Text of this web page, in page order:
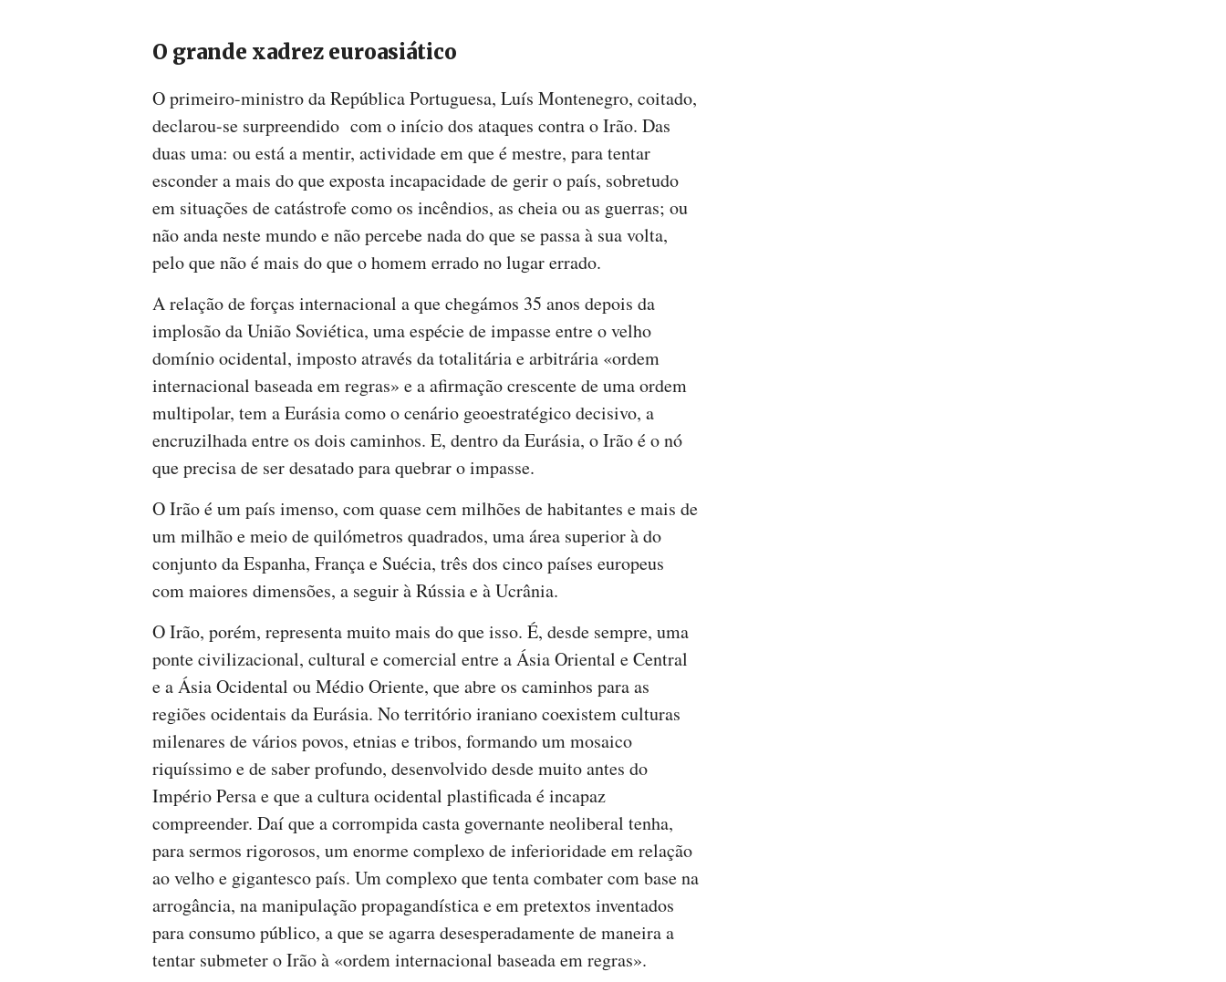
O grande xadrez euroasiático
O primeiro-ministro da República Portuguesa, Luís Montenegro, coitado,
declarou-se surpreendido com o início dos ataques contra o Irão. Das
duas uma: ou está a mentir, actividade em que é mestre, para tentar
esconder a mais do que exposta incapacidade de gerir o país, sobretudo
em situações de catástrofe como os incêndios, as cheia ou as guerras; ou
não anda neste mundo e não percebe nada do que se passa à sua volta,
pelo que não é mais do que o homem errado no lugar errado.
A relação de forças internacional a que chegámos 35 anos depois da
implosão da União Soviética, uma espécie de impasse entre o velho
domínio ocidental, imposto através da totalitária e arbitrária «ordem
internacional baseada em regras» e a afirmação crescente de uma ordem
multipolar, tem a Eurásia como o cenário geoestratégico decisivo, a
encruzilhada entre os dois caminhos. E, dentro da Eurásia, o Irão é o nó
que precisa de ser desatado para quebrar o impasse.
O Irão é um país imenso, com quase cem milhões de habitantes e mais de
um milhão e meio de quilómetros quadrados, uma área superior à do
conjunto da Espanha, França e Suécia, três dos cinco países europeus
com maiores dimensões, a seguir à Rússia e à Ucrânia.
O Irão, porém, representa muito mais do que isso. É, desde sempre, uma
ponte civilizacional, cultural e comercial entre a Ásia Oriental e Central
e a Ásia Ocidental ou Médio Oriente, que abre os caminhos para as
regiões ocidentais da Eurásia. No território iraniano coexistem culturas
milenares de vários povos, etnias e tribos, formando um mosaico
riquíssimo e de saber profundo, desenvolvido desde muito antes do
Império Persa e que a cultura ocidental plastificada é incapaz
compreender. Daí que a corrompida casta governante neoliberal tenha,
para sermos rigorosos, um enorme complexo de inferioridade em relação
ao velho e gigantesco país. Um complexo que tenta combater com base na
arrogância, na manipulação propagandística e em pretextos inventados
para consumo público, a que se agarra desesperadamente de maneira a
tentar submeter o Irão à «ordem internacional baseada em regras».